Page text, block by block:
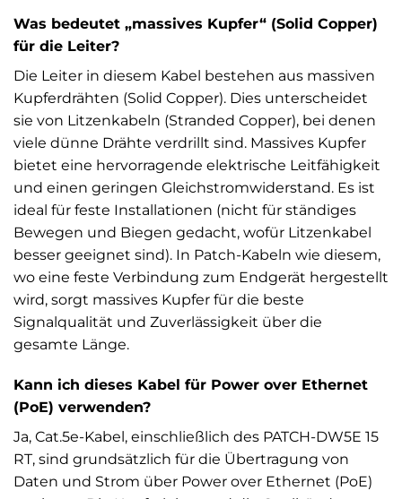
Was bedeutet „massives Kupfer“ (Solid Copper)
für die Leiter?
Die Leiter in diesem Kabel bestehen aus massiven
Kupferdrähten (Solid Copper). Dies unterscheidet
sie von Litzenkabeln (Stranded Copper), bei denen
viele dünne Drähte verdrillt sind. Massives Kupfer
bietet eine hervorragende elektrische Leitfähigkeit
und einen geringen Gleichstromwiderstand. Es ist
ideal für feste Installationen (nicht für ständiges
Bewegen und Biegen gedacht, wofür Litzenkabel
besser geeignet sind). In Patch-Kabeln wie diesem,
wo eine feste Verbindung zum Endgerät hergestellt
wird, sorgt massives Kupfer für die beste
Signalqualität und Zuverlässigkeit über die
gesamte Länge.
Kann ich dieses Kabel für Power over Ethernet
(PoE) verwenden?
Ja, Cat.5e-Kabel, einschließlich des PATCH-DW5E 15
RT, sind grundsätzlich für die Übertragung von
Daten und Strom über Power over Ethernet (PoE)